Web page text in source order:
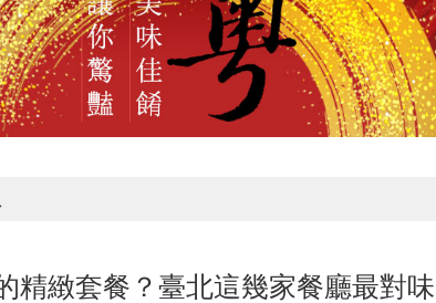
精緻套餐？臺北這幾家餐廳最對